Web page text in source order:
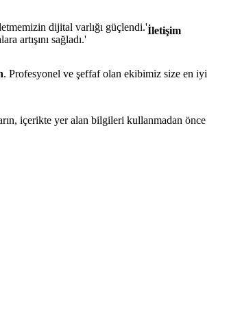
dijital varlığı güçlendi.'
artışını sağladı.'
İletişim
. Profesyonel ve şeffaf olan ekibimiz size en iyi
içerikte yer alan bilgileri kullanmadan önce